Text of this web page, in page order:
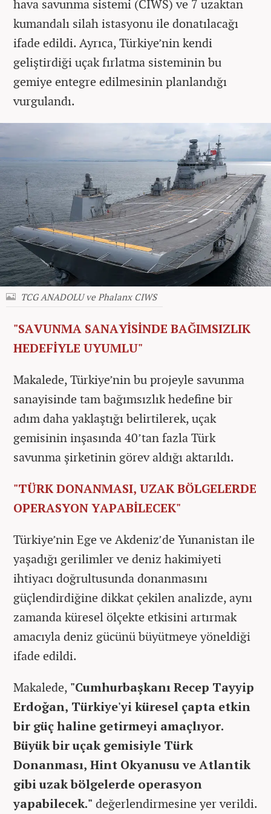
hava savunma sistemi (CIWS) ve 7 uzaktan
kumandalı silah istasyonu ile donatılacağı
ifade edildi. Ayrıca, Türkiye’nin kendi
geliştirdiği uçak fırlatma sisteminin bu
gemiye entegre edilmesinin planlandığı
vurgulandı.
TCG ANADOLU ve Phalanx CIWS
"SAVUNMA SANAYİSİNDE BAĞIMSIZLIK
HEDEFİYLE UYUMLU"
Makalede, Türkiye’nin bu projeyle savunma
sanayisinde tam bağımsızlık hedefine bir
adım daha yaklaştığı belirtilerek, uçak
gemisinin inşasında 40’tan fazla Türk
savunma şirketinin görev aldığı aktarıldı.
"TÜRK DONANMASI, UZAK BÖLGELERDE
OPERASYON YAPABİLECEK"
Türkiye’nin Ege ve Akdeniz’de Yunanistan ile
yaşadığı gerilimler ve deniz hakimiyeti
ihtiyacı doğrultusunda donanmasını
güçlendirdiğine dikkat çekilen analizde, aynı
zamanda küresel ölçekte etkisini artırmak
amacıyla deniz gücünü büyütmeye yöneldiği
ifade edildi.
Makalede, "Cumhurbaşkanı Recep Tayyip
Erdoğan, Türkiye'yi küresel çapta etkin
bir güç haline getirmeyi amaçlıyor.
Büyük bir uçak gemisiyle Türk
Donanması, Hint Okyanusu ve Atlantik
gibi uzak bölgelerde operasyon
yapabilecek." değerlendirmesine yer verildi.